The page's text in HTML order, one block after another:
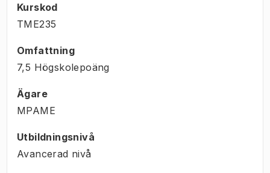
Kurskod
TME235
Omfattning
7,5 Högskolepoäng
Ägare
MPAME
Utbildningsnivå
Avancerad nivå